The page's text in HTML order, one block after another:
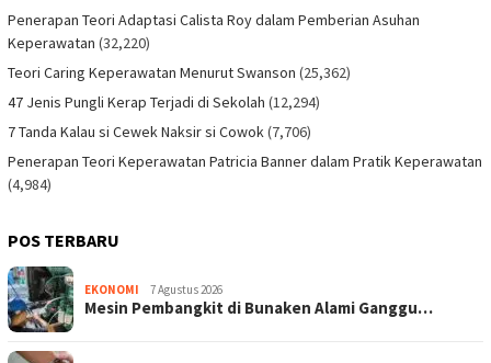
Penerapan Teori Adaptasi Calista Roy dalam Pemberian Asuhan
Keperawatan (32,220)
Teori Caring Keperawatan Menurut Swanson (25,362)
47 Jenis Pungli Kerap Terjadi di Sekolah (12,294)
7 Tanda Kalau si Cewek Naksir si Cowok(7,706)
Penerapan Teori Keperawatan Patricia Banner dalam Pratik Keperawatan
(4,984)
POS TERBARU
EKONOMI 7 Agustus 2026
Mesin Pembangkit di Bunaken Alami Ganggu…